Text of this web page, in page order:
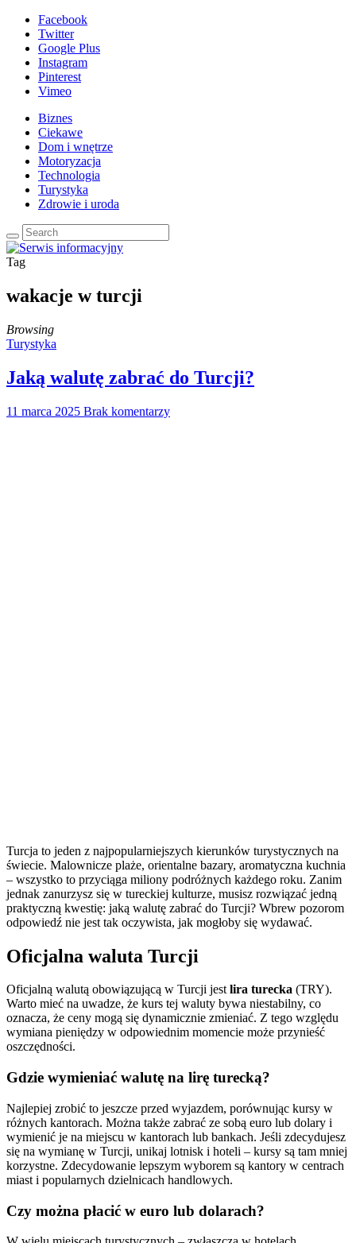
Facebook
Twitter
Google Plus
Instagram
Pinterest
Vimeo
Biznes
Ciekawe
Dom i wnętrze
Motoryzacja
Technologia
Turystyka
Zdrowie i uroda
Tag
wakacje w turcji
Browsing
Turystyka
Jaką walutę zabrać do Turcji?
11 marca 2025 Brak komentarzy
Turcja to jeden z najpopularniejszych kierunków turystycznych na
świecie. Malownicze plaże, orientalne bazary, aromatyczna kuchnia
– wszystko to przyciąga miliony podróżnych każdego roku. Zanim
jednak zanurzysz się w tureckiej kulturze, musisz rozwiązać jedną
praktyczną kwestię: jaką walutę zabrać do Turcji? Wbrew pozorom
odpowiedź nie jest tak oczywista, jak mogłoby się wydawać.
Oficjalna waluta Turcji
Oficjalną walutą obowiązującą w Turcji jestlira turecka (TRY).
Warto mieć na uwadze, że kurs tej waluty bywa niestabilny, co
oznacza, że ceny mogą się dynamicznie zmieniać. Z tego względu
wymiana pieniędzy w odpowiednim momencie może przynieść
oszczędności.
Gdzie wymieniać walutę na lirę turecką?
Najlepiej zrobić to jeszcze przed wyjazdem, porównując kursy w
różnych kantorach. Można także zabrać ze sobą euro lub dolary i
wymienić je na miejscu w kantorach lub bankach. Jeśli zdecydujesz
się na wymianę w Turcji, unikaj lotnisk i hoteli – kursy są tam mniej
korzystne. Zdecydowanie lepszym wyborem są kantory w centrach
miast i popularnych dzielnicach handlowych.
Czy można płacić w euro lub dolarach?